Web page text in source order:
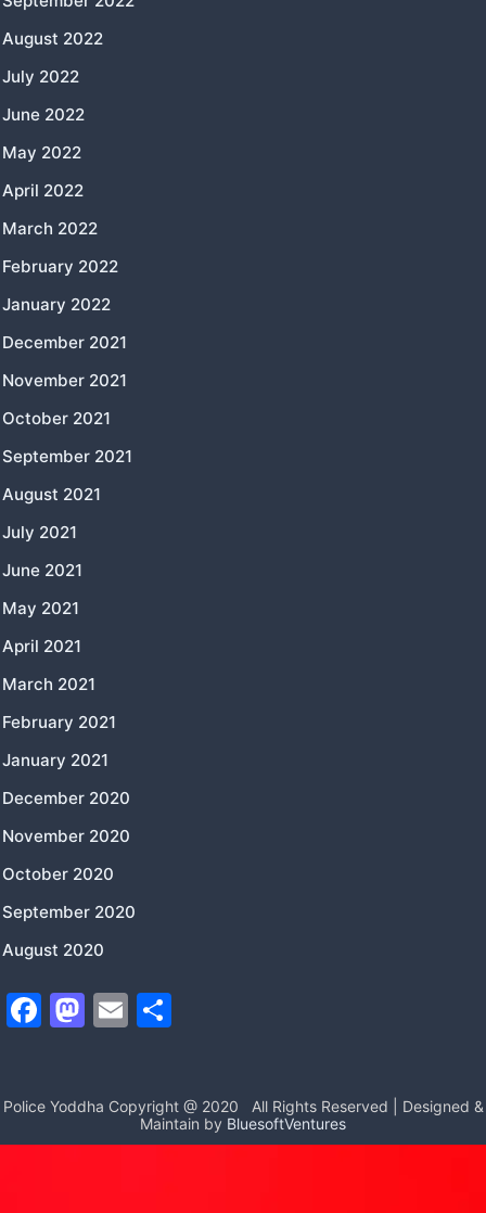
August 2022
July 2022
June 2022
May 2022
April 2022
March 2022
February 2022
January 2022
December 2021
November 2021
October 2021
September 2021
August 2021
July 2021
June 2021
May 2021
April 2021
March 2021
February 2021
January 2021
December 2020
November 2020
October 2020
September 2020
August 2020
F
e
b
M
o
d
E
l
e
Police Yoddha Copyright @ 2020
All Rights Reserved | Designed &
Maintain by BluesoftVentures